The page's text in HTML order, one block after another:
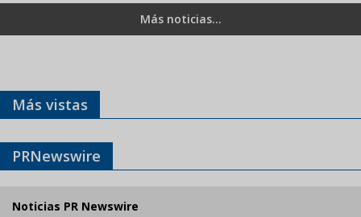
Más noticias...
Más vistas
PRNewswire
Noticias PR Newswire